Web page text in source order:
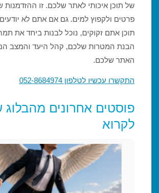
של תוכן איכותי לאתר שלכם. זו
פרטים ולקפוץ למים. גם אם אתם לא יודעים
תוכן אתם זקוקים, נוכל לבנות ביחד את
הבנת המטרות שלכם, קהל היעד והמצב
האתר שלכם.
התקשרו עכשיו לטלפון 052-8684974
פוסטים אחרונים מהבלוג
לקרוא